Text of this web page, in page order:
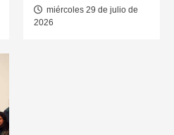
miércoles 29 de julio de
2026